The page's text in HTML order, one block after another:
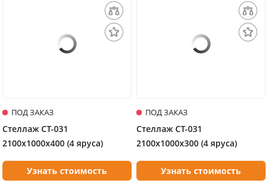
ПОД ЗАКАЗ
Стеллаж СТ-031
2100х1000х400 (4 яруса)
Узнать стоимость
ПОД ЗАКАЗ
Стеллаж СТ-031
2100х1000х300 (4 яруса)
Узнать стоимость